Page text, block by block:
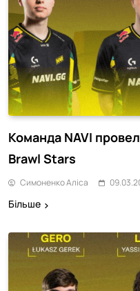
Команда NAVI
Brawl Stars
Симоненко Аліса
Більше